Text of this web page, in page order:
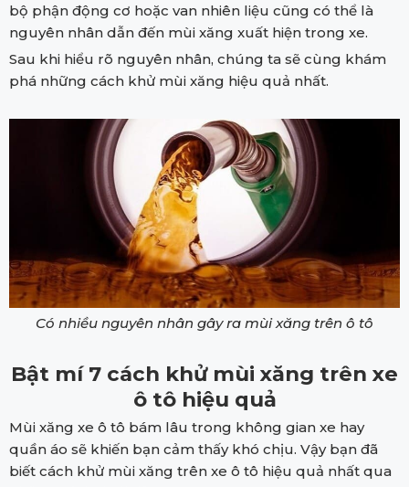
bộ phận động cơ hoặc van nhiên liệu cũng có thể là
nguyên nhân dẫn đến mùi xăng xuất hiện trong xe.
Sau khi hiểu rõ nguyên nhân, chúng ta sẽ cùng khám
phá những cách khử mùi xăng hiệu quả nhất.
Có nhiều nguyên nhân gây ra mùi xăng trên ô tô
Bật mí 7 cách khử mùi xăng trên xe
ô tô hiệu quả
Mùi xăng xe ô tô bám lâu trong không gian xe hay
quần áo sẽ khiến bạn cảm thấy khó chịu. Vậy bạn đã
biết cách khử mùi xăng trên xe ô tô hiệu quả nhất qua